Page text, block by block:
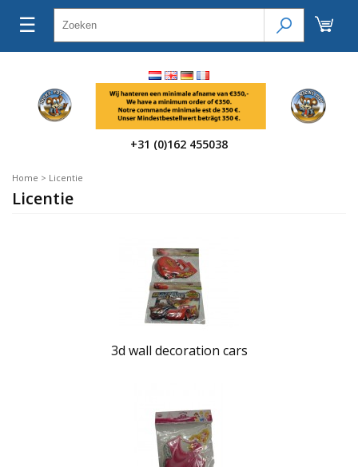
☰
+31 (0)162 455038
Home > Licentie
Licentie
3d wall decoration cars